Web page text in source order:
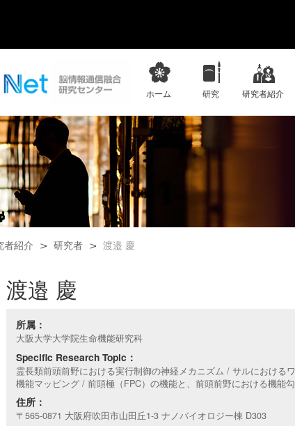
ホーム 研究 研究者紹介
者紹介 研究者 渡邉 慶
渡邉 慶
所属：
大阪大学大学院生命機能研究科
Specific Research Topic：
霊長類前頭前野における実行制御の神経メカニズム / サルにおけ
機能マッピング / 前頭極（FPC）の機能と、前頭前野における機能
住所：
〒565-0871 大阪府吹田市山田丘1-3 ナノバイオロジー棟 D303